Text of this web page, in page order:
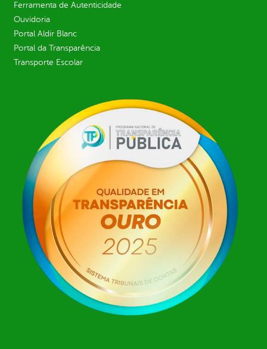
Ferramenta de Autenticidade
Ouvidoria
Portal Aldir Blanc
Portal da Transparência
Transporte Escolar